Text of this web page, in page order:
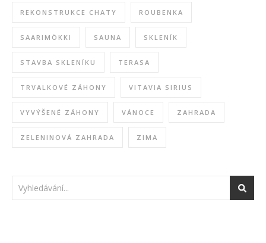
REKONSTRUKCE CHATY ROUBENKA
SAARIMÖKKI SAUNA SKLENÍK
STAVBA SKLENÍKU TERASA
TRVALKOVÉ ZÁHONY VITAVIA SIRIUS
VYVÝŠENÉ ZÁHONY VÁNOCE ZAHRADA
ZELENINOVÁ ZAHRADA ZIMA